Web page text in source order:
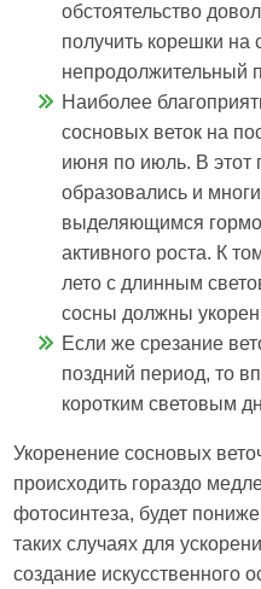
обстоятельство
получить корешки на
непродолжительный
Наиболее
сосновых веток на
июня по июль. В этот
образовались и
выделяющимся
активного роста. К
лето с длинным
сосны должны
Если же срезание
поздний период, то
коротким световым
Укоренение сосновых
происходить гораздо
фотосинтеза, будет
таких случаях для
создание искусственного